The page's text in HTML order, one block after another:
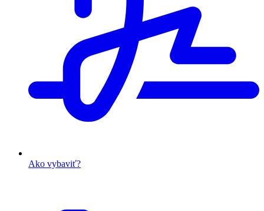
Ako vybaviť?